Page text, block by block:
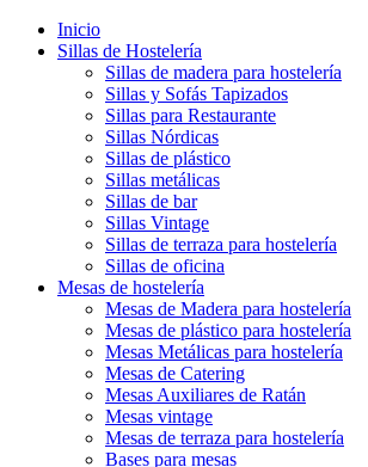
Inicio
Sillas de Hostelería
Sillas de madera para hostelería
Sillas y Sofás Tapizados
Sillas para Restaurante
Sillas Nórdicas
Sillas de plástico
Sillas metálicas
Sillas de bar
Sillas Vintage
Sillas de terraza para hostelería
Sillas de oficina
Mesas de hostelería
Mesas de Madera para hostelería
Mesas de plástico para hostelería
Mesas Metálicas para hostelería
Mesas de Catering
Mesas Auxiliares de Ratán
Mesas vintage
Mesas de terraza para hostelería
Bases para mesas